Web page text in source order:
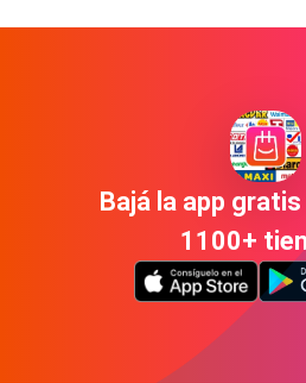
Bajá la app
1100+